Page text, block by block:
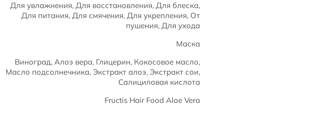
Для увлажнения, Для восстановления, Для блеска,
Для питания, Для смячения, Для укрепления, От
пушения, Для ухода
Маска
Виноград, Алоэ вера, Глицерин, Кокосовое масло,
Масло подсолнечника, Экстракт алоэ, Экстракт сои,
Салициловая кислота
Fructis Hair Food Aloe Vera